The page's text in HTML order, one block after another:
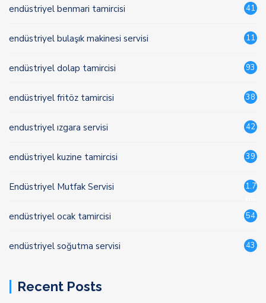
endüstriyel benmari tamircisi 41
endüstriyel bulaşık makinesi servisi 11
endüstriyel dolap tamircisi 93
endüstriyel fritöz tamircisi 38
endustriyel ızgara servisi 42
endüstriyel kuzine tamircisi 39
Endüstriyel Mutfak Servisi
1.7
endüstriyel ocak tamircisi 54
endüstriyel soğutma servisi 43
Recent Posts